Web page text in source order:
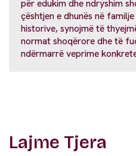
për edukim dhe ndryshim
çështjen e dhunës në
historive, synojmë të
normat shoqërore dhe të
ndërmarrë veprime
Lajme Tjera